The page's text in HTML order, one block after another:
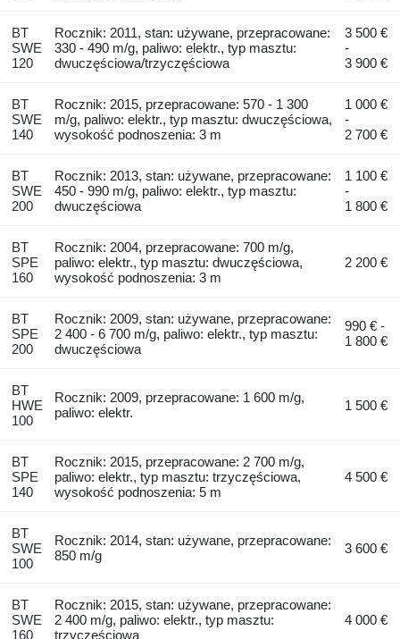
BT
SWE
120
Rocznik: 2011, stan: używane, przepracowane:
330 - 490 m/g, paliwo: elektr., typ masztu:
dwuczęściowa/trzyczęściowa
3 500 €
-
3 900 €
BT
SWE
140
Rocznik: 2015, przepracowane: 570 - 1 300
m/g, paliwo: elektr., typ masztu: dwuczęściowa,
wysokość podnoszenia: 3 m
1 000 €
-
2 700 €
BT
SWE
200
Rocznik: 2013, stan: używane, przepracowane:
450 - 990 m/g, paliwo: elektr., typ masztu:
dwuczęściowa
1 100 €
-
1 800 €
BT
SPE
160
Rocznik: 2004, przepracowane: 700 m/g,
paliwo: elektr., typ masztu: dwuczęściowa,
wysokość podnoszenia: 3 m
2 200 €
BT
SPE
200
Rocznik: 2009, stan: używane, przepracowane:
2 400 - 6 700 m/g, paliwo: elektr., typ masztu:
dwuczęściowa
990 € -
1 800 €
BT
HWE
100
Rocznik: 2009, przepracowane: 1 600 m/g,
paliwo: elektr.
1 500 €
BT
SPE
140
Rocznik: 2015, przepracowane: 2 700 m/g,
paliwo: elektr., typ masztu: trzyczęściowa,
wysokość podnoszenia: 5 m
4 500 €
BT
SWE
100
Rocznik: 2014, stan: używane, przepracowane:
850 m/g
3 600 €
BT
SWE
160
Rocznik: 2015, stan: używane, przepracowane:
2 400 m/g, paliwo: elektr., typ masztu:
trzyczęściowa
4 000 €